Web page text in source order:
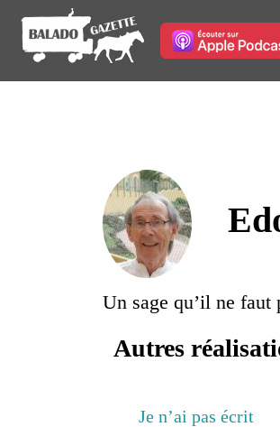
Un sage qu’il ne faut
Autres
Je n’ai pas écrit